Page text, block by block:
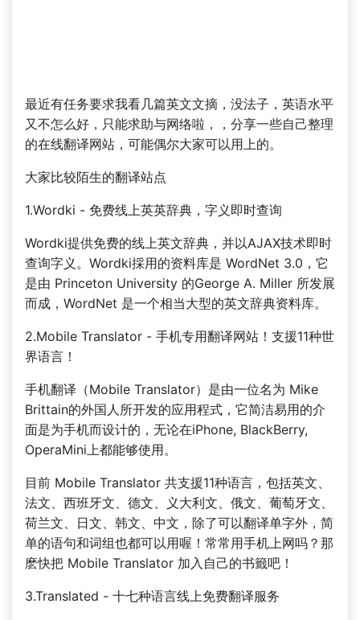
最近有任务要求我看几篇英文文摘，没法子，英语水平
又不怎么好，只能求助与网络啦，，分享一些自己整理
的在线翻译网站，可能偶尔大家可以用上的。
大家比较陌生的翻译站点
1.Wordki - 免费线上英英辞典，字义即时查询
Wordki提供免费的线上英文辞典，并以AJAX技术即时
查询字义。Wordki採用的资料库是 WordNet 3.0，它
是由 Princeton University 的George A. Miller 所发展
而成，WordNet 是一个相当大型的英文辞典资料库。
2.Mobile Translator - 手机专用翻译网站！支援11种世
界语言！
手机翻译（Mobile Translator）是由一位名为 Mike
Brittain的外国人所开发的应用程式，它简洁易用的介
面是为手机而设计的，无论在iPhone, BlackBerry,
OperaMini上都能够使用。
目前 Mobile Translator 共支援11种语言，包括英文、
法文、西班牙文、德文、义大利文、俄文、葡萄牙文、
荷兰文、日文、韩文、中文，除了可以翻译单字外，简
单的语句和词组也都可以用喔！常常用手机上网吗？那
麽快把 Mobile Translator 加入自己的书籤吧！
3.Translated - 十七种语言线上免费翻译服务